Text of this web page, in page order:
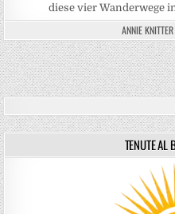
diese vier Wanderwege
ANNIE KNITTER
TENUTE AL